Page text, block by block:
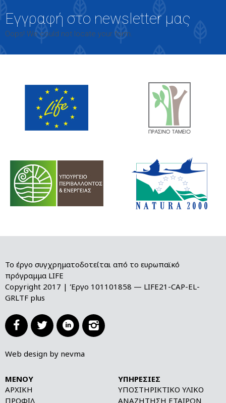
Εγγραφή στο newsletter μας
Oops! We could not locate your form.
Το έργο συγχρηματοδοτείται από το ευρωπαϊκό
πρόγραμμα LIFE
Copyright 2017 | Έργο 101101858 — LIFE21-CAP-EL-
GRLTF plus
   
Web design by nevma
ΜΕΝΟΎ
ΑΡΧΙΚΉ
ΠΡΟΦΊΛ
ΥΠΗΡΕΣΊΕΣ
ΥΠΟΣΤΗΡΙΚΤΙΚΌ ΥΛΙΚΌ
ΑΝΑΖΉΤΗΣΗ ΕΤΑΊΡΩΝ